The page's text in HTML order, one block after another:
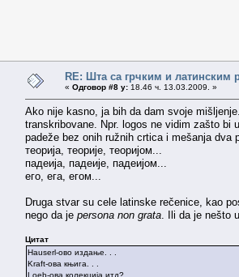
RE: Шта са грчким и латинским
« Одговор #8 у: 18.46 ч. 13.03.2009. »
Ako nije kasno, ja bih da dam svoje
transkribovane. Npr. logos ne vidim zašto
padeže bez onih ružnih crtica i mešanja dva
теорија, теорије, теоријом...
падеија, падеије, падеијом...
его, ега, егом...
Druga stvar su cele latinske rečenice, kao
nego da je persona non grata . Ili da je nešto
Цитат
Hauserl-ово издање. . .
Kraft-ова књига. . .
Loeb-ова колекција итд?